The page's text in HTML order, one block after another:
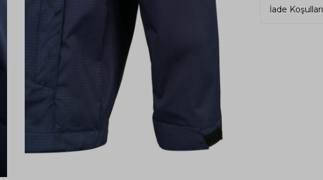
İade Koşulları